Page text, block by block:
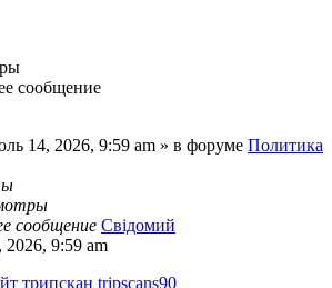
сообщение
14, 2026, 9:59 am » в форуме Политика
сообщение Свідомий
9:59 am
трипскан tripscans90